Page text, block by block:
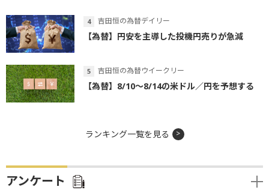
吉田恒の為替デイリー
【為替】円安を主導した投機円売りが急減
吉田恒の為替ウイークリー
【為替】8/10～8/14の米ドル／円を予想する
ランキング一覧を見る
アンケート